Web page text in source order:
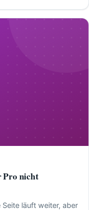
Pro nicht
läuft weiter, aber